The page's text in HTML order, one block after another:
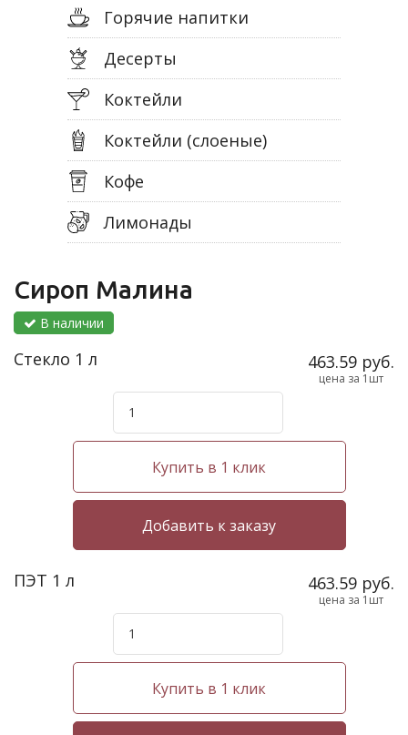
Горячие напитки
Десерты
Коктейли
Коктейли (слоеные)
Кофе
Лимонады
Сироп Малина
В наличии
Стекло 1 л 463.59 руб.
цена за 1шт
Купить в 1 клик
ПЭТ 1 л 463.59 руб.
цена за 1шт
Купить в 1 клик